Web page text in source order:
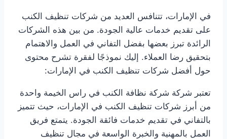
في الإمارات، تتنافس العديد من شركات تنظيف الكنب
على تقديم خدمات عالية الجودة. من بين هذه الشركات
الرائدة تبرز بعضها بفضل التفاني في العمل والاهتمام
بتحقيق رضا العملاء. إليك نموذجًا لفقرة تشرح محتوى
حول أفضل شركات تنظيف الكنب في الإمارات:
تعتبر شركة شركة نظافة الكنب في راس الخيمة واحدة
من أبرز شركات تنظيف الكنب في الإمارات، حيث تتميز
بالتفاني في تقديم خدمات فائقة الجودة. يتمتع فريق
العمل بالمهنية والخبرة الواسعة في مجال تنظيف